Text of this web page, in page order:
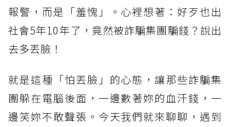
報警，而是「羞愧」。心裡想著：好歹也出
社會5年10年了，竟然被詐騙集團騙錢？說出
去多丟臉！
就是這種「怕丟臉」的心態，讓那些詐騙集
團躲在電腦後面，一邊數著妳的血汗錢，一
邊笑妳不敢聲張。今天我們就來聊聊，遇到